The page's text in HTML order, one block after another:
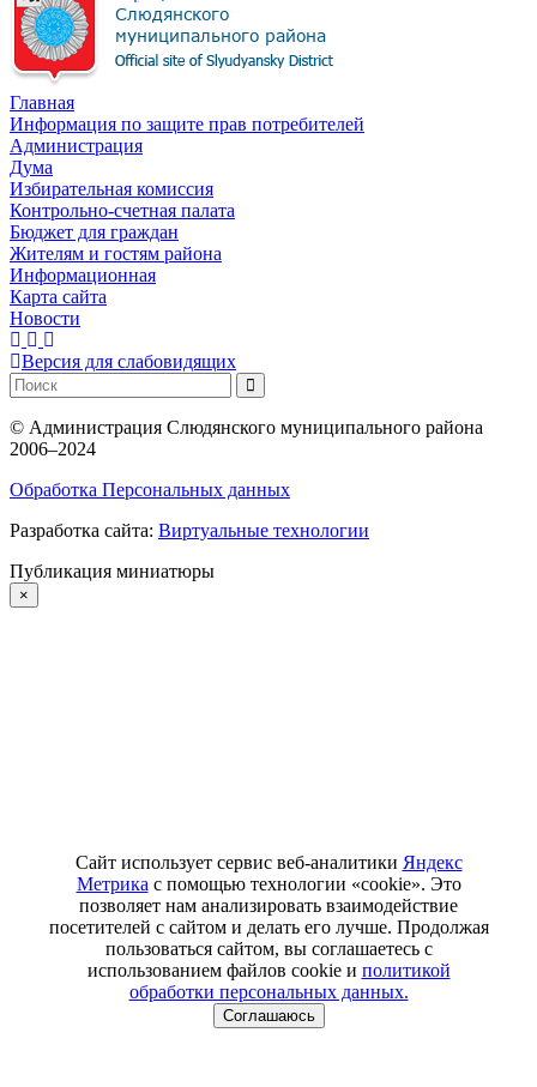
Главная
Информация по защите прав потребителей
Администрация
Дума
Избирательная комиссия
Контрольно-счетная палата
Бюджет для граждан
Жителям и гостям района
Информационная
Карта сайта
Новости
Версия для слабовидящих
© Администрация Слюдянского муниципального района
2006–2024
Обработка Персональных данных
Разработка сайта: Виртуальные технологии
Публикация миниатюры
×
Сайт использует сервис веб-аналитики Яндекс
Метрика с помощью технологии «cookie». Это
позволяет нам анализировать взаимодействие
посетителей с сайтом и делать его лучше. Продолжая
пользоваться сайтом, вы соглашаетесь с
использованием файлов cookie и политикой
обработки персональных данных.
Соглашаюсь